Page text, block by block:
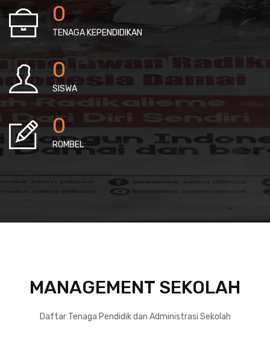
0
TENAGA KEPENDIDIKAN
0
SISWA
0
ROMBEL
MANAGEMENT SEKOLAH
Daftar Tenaga Pendidik dan Administrasi Sekolah